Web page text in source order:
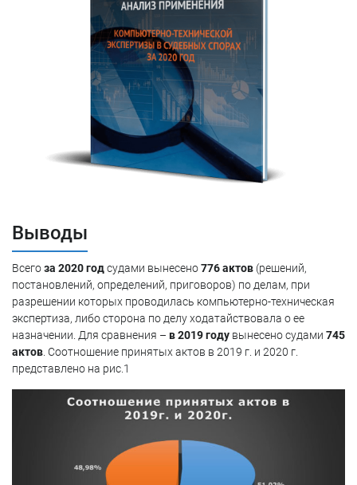
Выводы
Всегоза 2020 годсудами вынесено776 актов (решений,
постановлений, определений, приговоров) по делам, при
разрешении которых проводилась компьютерно-техническая
экспертиза, либо сторона по делу ходатайствовала о ее
назначении. Для сравнения – в 2019 году вынесено судами 745
актов . Соотношение принятых актов в 2019 г. и 2020 г.
представлено на рис.1